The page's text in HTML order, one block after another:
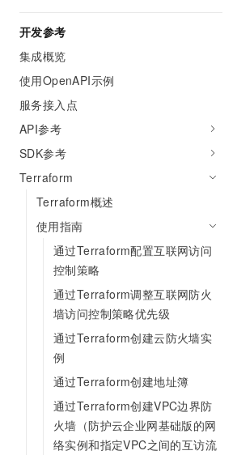
开发参考
集成概览
使用OpenAPI示例
服务接入点
API参考
SDK参考
Terraform
Terraform概述
使用指南
通过Terraform配置互联网访问
控制策略
通过Terraform调整互联网防火
墙访问控制策略优先级
通过Terraform创建云防火墙实
例
通过Terraform创建地址簿
通过Terraform创建VPC边界防
火墙（防护云企业网基础版的网
络实例和指定VPC之间的互访流